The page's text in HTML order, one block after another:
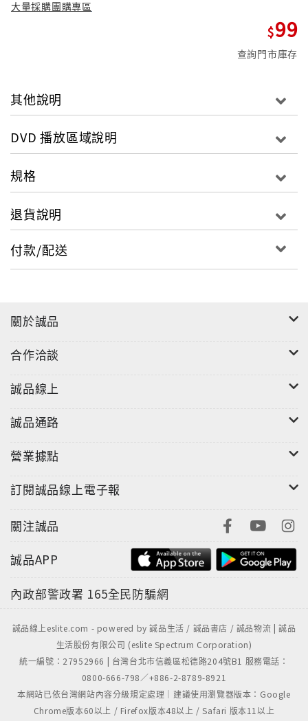
大量採購團購專區
99
查詢門市庫存
其他說明
DVD 播放區域說明
規格
退貨說明
付款/配送
關於誠品
合作洽談
誠品線上
誠品通路
營業據點
訂閱誠品線上電子報
關注誠品
誠品APP
內政部警政署 165全民防騙網
誠品線上eslite.com - powered by 誠品生活 / 誠品書店 / 誠品物流 | 誠品
生活股份有限公司 (eslite Spectrum Corporation)
統一編號：27952966 | 台灣台北市信義區松德路204號B1 服務電話：
0800-666-798／+886-2-8789-8921
本網站已依台灣網站內容分級規定處理｜建議使用瀏覽器版本：Google
Chrome版本60以上 / Firefox版本48以上 / Safari 版本11以上